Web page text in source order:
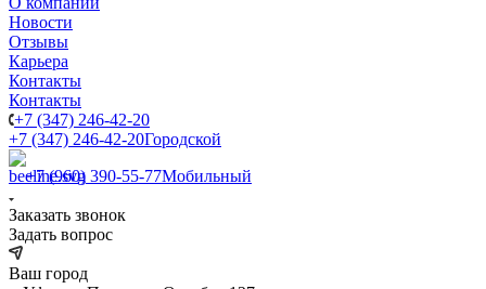
Новости
Отзывы
Карьера
Контакты
Контакты
+7 (347) 246-42-20
+7 (347) 246-42-20Городской
+7 (960) 390-55-77Мобильный
Заказать звонок
Задать вопрос
Ваш город